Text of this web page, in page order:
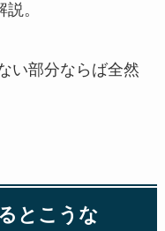
。
い部分ならば全然
とこうな